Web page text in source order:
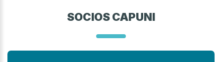
SOCIOS CAPUNI